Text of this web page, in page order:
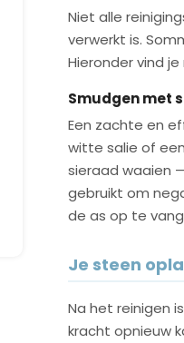
Niet alle
verwerkt is.
Hieronder vind
Smudgen met
Een zachte en
witte salie of
sieraad waaien
gebruikt om
de as op te
Je steen
Na het reinigen
kracht opnieuw